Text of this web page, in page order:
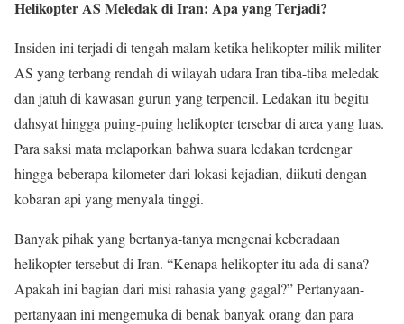
Helikopter AS Meledak di Iran: Apa yang Terjadi?
Insiden ini terjadi di tengah malam ketika helikopter milik militer
AS yang terbang rendah di wilayah udara Iran tiba-tiba meledak
dan jatuh di kawasan gurun yang terpencil. Ledakan itu begitu
dahsyat hingga puing-puing helikopter tersebar di area yang luas.
Para saksi mata melaporkan bahwa suara ledakan terdengar
hingga beberapa kilometer dari lokasi kejadian, diikuti dengan
kobaran api yang menyala tinggi.
Banyak pihak yang bertanya-tanya mengenai keberadaan
helikopter tersebut di Iran. “Kenapa helikopter itu ada di sana?
Apakah ini bagian dari misi rahasia yang gagal?” Pertanyaan-
pertanyaan ini mengemuka di benak banyak orang dan para